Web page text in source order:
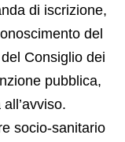
di iscrizione,
del
Consiglio dei
pubblica,
socio-sanitario